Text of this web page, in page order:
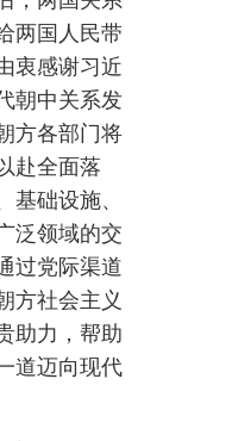
地区和
。
办：新疆乌恰县政务服务
网安备65302402000101号
电话：0908-4621030